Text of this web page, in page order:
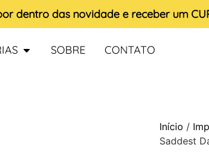
dentro das novidade e receber um
SOBRE CONTATO
Início /
Saddest